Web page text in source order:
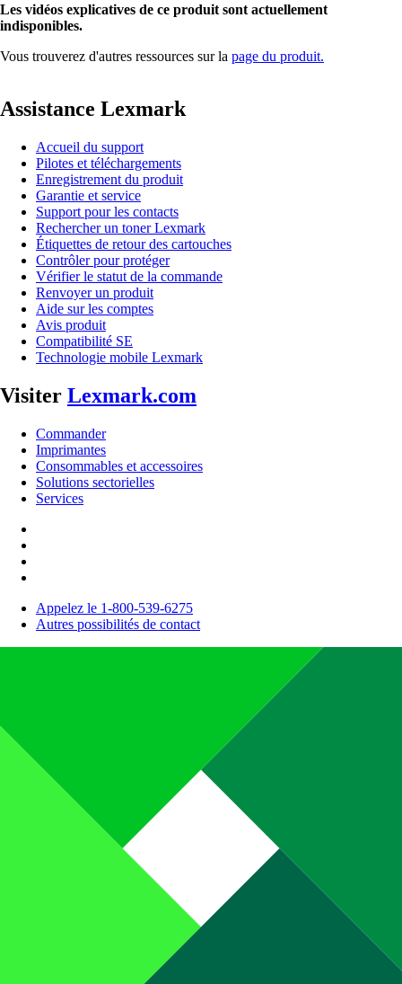
Les vidéos explicatives de ce produit sont actuellement
indisponibles.
Vous trouverez d'autres ressources sur la page du produit.
Assistance Lexmark
Accueil du support
Pilotes et téléchargements
Enregistrement du produit
Garantie et service
Support pour les contacts
Rechercher un toner Lexmark
Étiquettes de retour des cartouches
Contrôler pour protéger
Vérifier le statut de la commande
Renvoyer un produit
Aide sur les comptes
Avis produit
Compatibilité SE
Technologie mobile Lexmark
Visiter Lexmark.com
Commander
Imprimantes
Consommables et accessoires
Solutions sectorielles
Services
Appelez le 1-800-539-6275
Autres possibilités de contact